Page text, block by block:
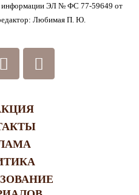
информации ЭЛ № ФС 77-59649 от
Любимая П. Ю.